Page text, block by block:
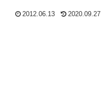
2012.06.13 2020.09.27